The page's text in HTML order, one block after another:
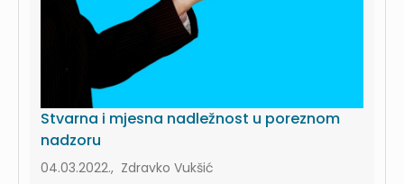
Stvarna i mjesna nadležnost u poreznom
nadzoru
04.03.2022., Zdravko Vukšić